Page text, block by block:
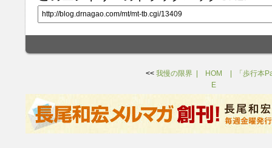
<< 我慢の限界
HOM
E
「歩行本